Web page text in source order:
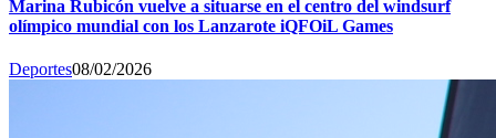
Marina Rubicón vuelve a situarse en el centro del windsurf
olímpico mundial con los Lanzarote iQFOiL Games
Deportes08/02/2026